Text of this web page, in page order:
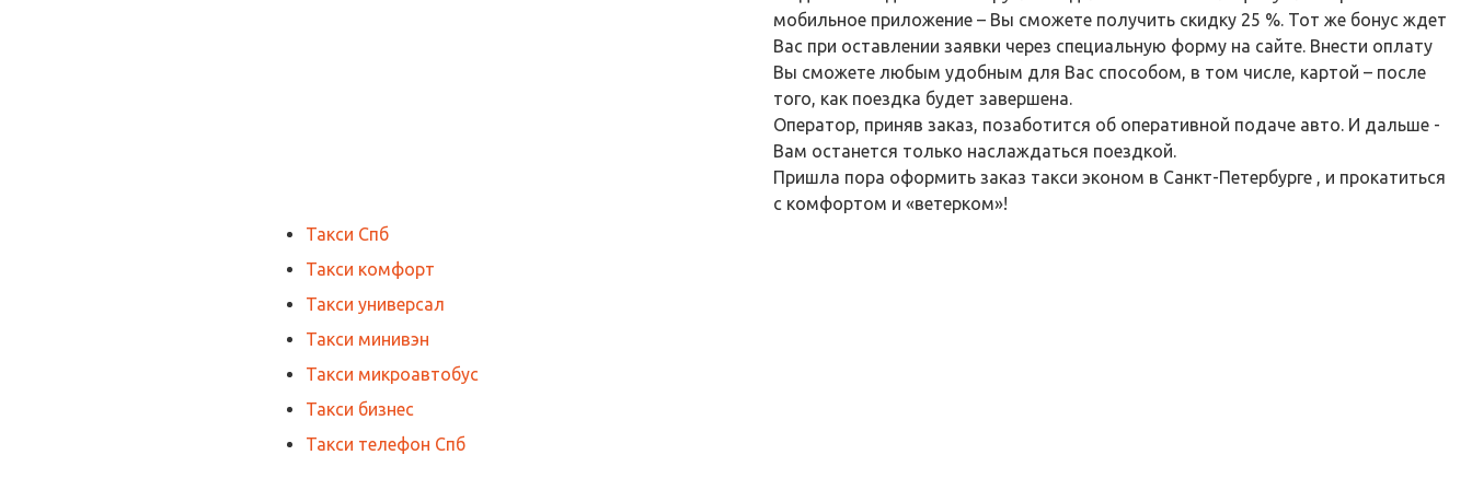
мобильное приложение – Вы сможете получить скидку 25 %. Тот же бонус ждет
Вас при оставлении заявки через специальную форму на сайте. Внести оплату
Вы сможете любым удобным для Вас способом, в том числе, картой – после
того, как поездка будет завершена.
Оператор, приняв заказ, позаботится об оперативной подаче авто. И дальше -
Вам останется только наслаждаться поездкой.
Пришла пора оформить заказ такси эконом в Санкт-Петербурге , и прокатиться
с комфортом и «ветерком»!
Такси Спб
Такси комфорт
Такси универсал
Такси минивэн
Такси микроавтобус
Такси бизнес
Такси телефон Спб